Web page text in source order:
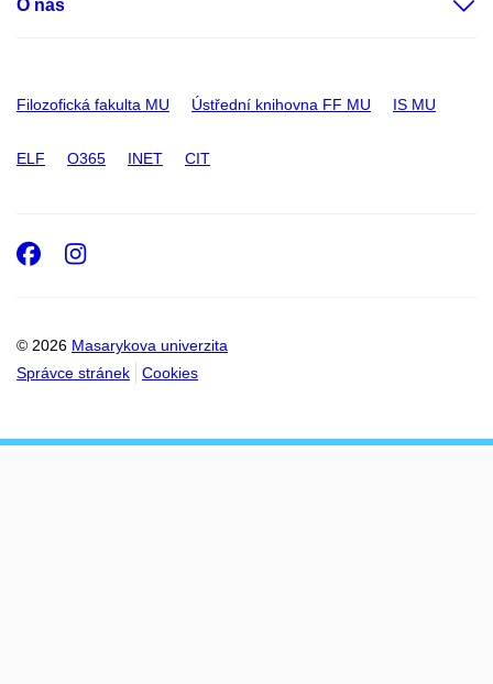
O nás
Filozofická fakulta MU Ústřední knihovna FF MU IS MU
ELF O365 INET CIT
© 2026 Masarykova univerzita
Správce stránek
Cookies
Facebook
Instagram